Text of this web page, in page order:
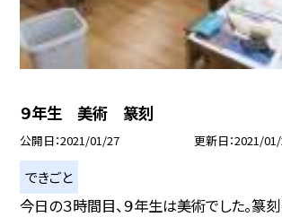
９年生 美術 篆刻
公開日 2021/01/27 更新日 2021/
できごと
今日の３時間目、９年生は美術でした。篆